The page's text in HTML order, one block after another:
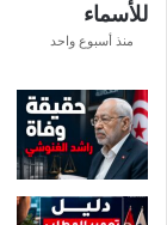
للأسماء
منذ أسبوع واحد